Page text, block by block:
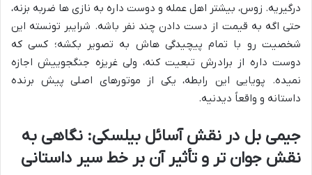
درگیریه. زوس، بیشتر اهل عمله و دوست داره به نازی ها ضربه بزنه،
حتی اگه به قیمت از دست دادن چند نفر باشه. شرایبر تونسته این
شخصیت رو با تمام پیچیدگی هاش به تصویر بکشه؛ کسی که
دوست داره از برادرش تبعیت کنه، ولی غریزه جنگجوییش اجازه
نمیده. پویایی این رابطه، یکی از موتورهای اصلی پیش برنده
داستانه و واقعاً دیدنیه.
جیمی بل در نقش آسائل بیلسکی: نگاهی به
نقش جوان تر و تأثیر آن بر خط سیر داستانی